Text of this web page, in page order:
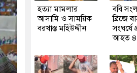
হত্যা মামলার
আসামি ও সাময়িক
বরখাস্ত মহিউদ্দীন
ববি
ব্রিজে
সংঘর্ষে
আহত ৪